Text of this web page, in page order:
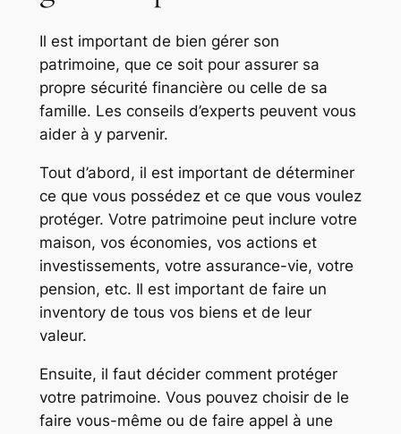
Il est important de bien gérer son
patrimoine, que ce soit pour assurer sa
propre sécurité financière ou celle de sa
famille. Les conseils d’experts peuvent vous
aider à y parvenir.
Tout d’abord, il est important de déterminer
ce que vous possédez et ce que vous voulez
protéger. Votre patrimoine peut inclure votre
maison, vos économies, vos actions et
investissements, votre assurance-vie, votre
pension, etc. Il est important de faire un
inventory de tous vos biens et de leur
valeur.
Ensuite, il faut décider comment protéger
votre patrimoine. Vous pouvez choisir de le
faire vous-même ou de faire appel à une